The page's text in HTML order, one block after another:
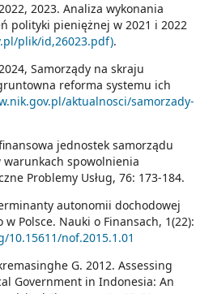
2023. Analiza wykonania
polityki pieniężnej w 2021 i 2022
plik/id,26023.pdf).
Samorządy na skraju
reforma systemu ich
aktualnosci/samorzady-
jednostek samorządu
spowolnienia
Problemy Usług, 76: 173-184.
autonomii dochodowej
Polsce. Nauki o Finansach, 1(22):
nof.2015.1.01
G. 2012. Assessing
Government in Indonesia: An